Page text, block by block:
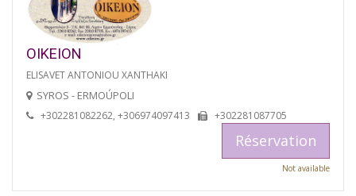
OIKEION
ELISAVET ANTONIOU XANTHAKI
SYROS - ERMOÚPOLI
+302281082262, +306974097413 +302281087705
Réservation
Not available